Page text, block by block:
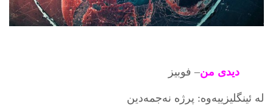
دیدی من– فوبیز
لە ئینگلیزییەوە: پرژە نەجمەدین